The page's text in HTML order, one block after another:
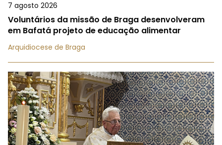
7 agosto 2026
Voluntários da missão de Braga desenvolveram
em Bafatá projeto de educação alimentar
Arquidiocese de Braga